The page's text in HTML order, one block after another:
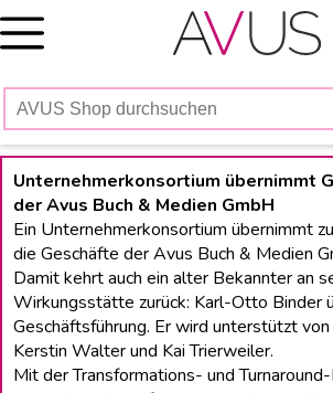
Skip
to
Unternehmerkonsortium übernimmt
der Avus Buch & Medien GmbH
Ein Unternehmerkonsortium übernimmt
die Geschäfte der Avus Buch & Medien
Damit kehrt auch ein alter Bekannter an
Wirkungsstätte zurück: Karl-Otto Binder
Geschäftsführung. Er wird unterstützt
Kerstin Walter und Kai Trierweiler.
Mit der Transformations- und